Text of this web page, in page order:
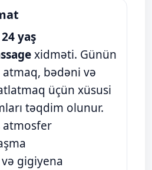
yaş
xidməti. Günün
bədəni və
üçün xüsusi
təqdim olunur.
atmosfer
gigiyena